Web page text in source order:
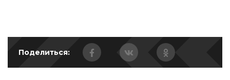
Поделиться: